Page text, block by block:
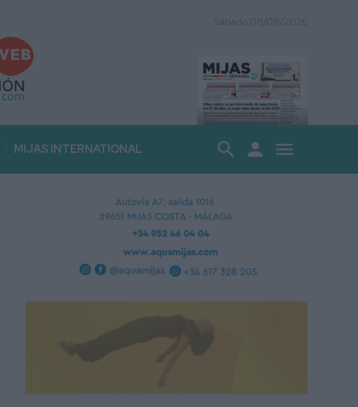
MIJAS INTERNATIONAL search person menu